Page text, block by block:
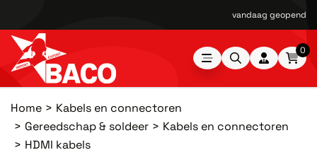
vandaag geopend
0
Home
Kabels en connectoren
Gereedschap & soldeer
Kabels en connectoren
HDMI kabels